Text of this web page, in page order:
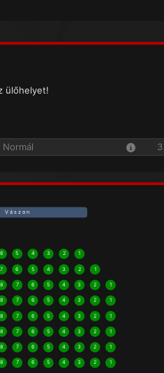
ülőhelyet!
Normál
V á s z o n
6 5 4 3 2 1
7 6 5 4 3 2 1
8 7 6 5 4 3 2 1
8 7 6 5 4 3 2 1
8 7 6 5 4 3 2 1
8 7 6 5 4 3 2 1
8 7 6 5 4 3 2 1
8 7 6 5 4 3 2 1